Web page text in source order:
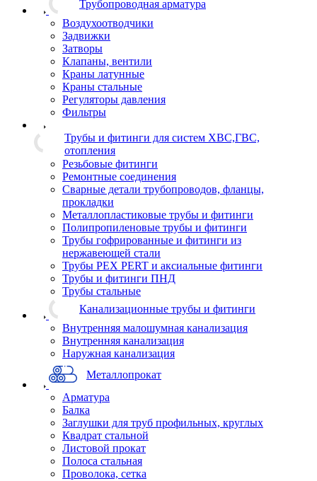
Трубопроводная арматура
Воздухоотводчики
Задвижки
Затворы
Клапаны, вентили
Краны латунные
Краны стальные
Регуляторы давления
Фильтры
Трубы и фитинги для систем ХВС,ГВС,
отопления
Резьбовые фитинги
Ремонтные соединения
Сварные детали трубопроводов, фланцы,
прокладки
Металлопластиковые трубы и фитинги
Полипропиленовые трубы и фитинги
Трубы гофрированные и фитинги из
нержавеющей стали
Трубы PEX PERT и аксиальные фитинги
Трубы и фитинги ПНД
Трубы стальные
Канализационные трубы и фитинги
Внутренняя малошумная канализация
Внутренняя канализация
Наружная канализация
Металлопрокат
Арматура
Балка
Заглушки для труб профильных, круглых
Квадрат стальной
Листовой прокат
Полоса стальная
Проволока, сетка